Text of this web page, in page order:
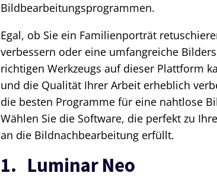
Bildbearbeitungsprogrammen.
Egal, ob Sie ein Familienporträt
verbessern oder eine umfangreiche
richtigen Werkzeugs auf dieser Plattform
und die Qualität Ihrer Arbeit erheblich
die besten Programme für eine nahtlose
Wählen Sie die Software, die perfekt zu
an die Bildnachbearbeitung erfüllt.
1. Luminar Neo